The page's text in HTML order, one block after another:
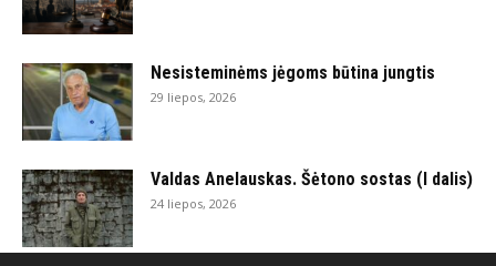
Nesisteminėms jėgoms būtina jungtis
29 liepos, 2026
Valdas Anelauskas. Šėtono sostas (I dalis)
24 liepos, 2026